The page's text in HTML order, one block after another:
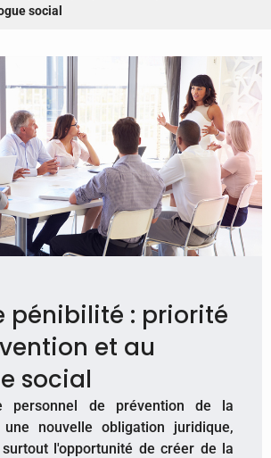
social
pénibilité : priorité
et au
social
personnel de prévention de la
nouvelle obligation juridique,
l'opportunité de créer de la